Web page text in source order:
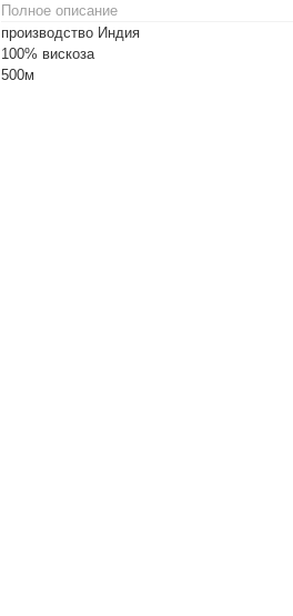
Полное описание
производство Индия
100% вискоза
500м